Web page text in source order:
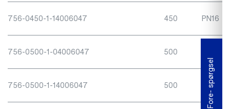
756-0450-1-14006047 450 PN16
756-0500-1-04006047 500
756-0500-1-14006047 500 PN16
Fore- spørgsel